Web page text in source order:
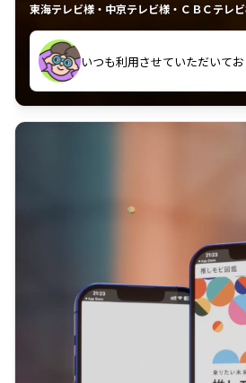
東海テレビ様・中京テレビ様・ＣＢＣテレ
中京テレビのおもしろ番組が視
れるの嬉しいポイント
いつも利用させていただいてお